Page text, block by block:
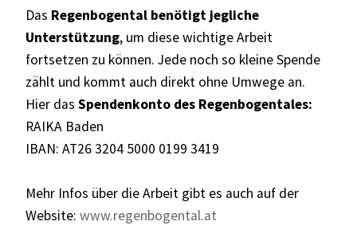
Das Regenbogental benötigt jegliche
Unterstützung, um diese wichtige Arbeit
fortsetzen zu können. Jede noch so kleine Spende
zählt und kommt auch direkt ohne Umwege an.
Hier das Spendenkonto des Regenbogentales:
RAIKA Baden
IBAN: AT26 3204 5000 0199 3419
Mehr Infos über die Arbeit gibt es auch auf der
Website: www.regenbogental.at